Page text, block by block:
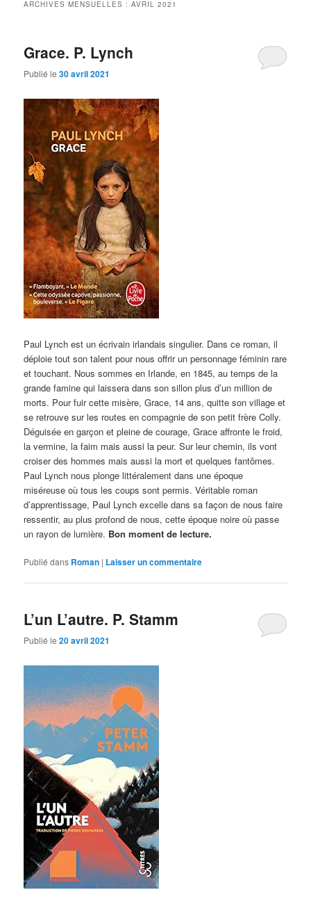
ARCHIVES MENSUELLES :AVRIL 2021
Grace. P. Lynch
Publié le30 avril 2021
Paul Lynch est un écrivain irlandais singulier. Dans ce roman, il
déploie tout son talent pour nous offrir un personnage féminin rare
et touchant. Nous sommes en Irlande, en 1845, au temps de la
grande famine qui laissera dans son sillon plus d’un million de
morts. Pour fuir cette misère, Grace, 14 ans, quitte son village et
se retrouve sur les routes en compagnie de son petit frère Colly.
Déguisée en garçon et pleine de courage, Grace affronte le froid,
la vermine, la faim mais aussi la peur. Sur leur chemin, ils vont
croiser des hommes mais aussi la mort et quelques fantômes.
Paul Lynch nous plonge littéralement dans une époque
miséreuse où tous les coups sont permis. Véritable roman
d’apprentissage, Paul Lynch excelle dans sa façon de nous faire
ressentir, au plus profond de nous, cette époque noire où passe
un rayon de lumière. Bon moment de lecture.
Publié dans Roman | Laisser un commentaire
L’un L’autre. P. Stamm
Publié le20 avril 2021